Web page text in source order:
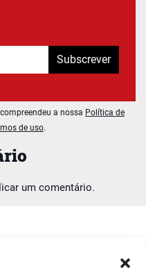
um comentário.
Subscrever
a nossa Política de
de uso.